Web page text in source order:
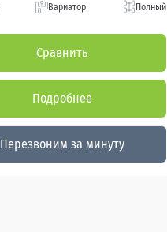
Вариатор Полный
Сравнить
Подробнее
Перезвоним за минуту